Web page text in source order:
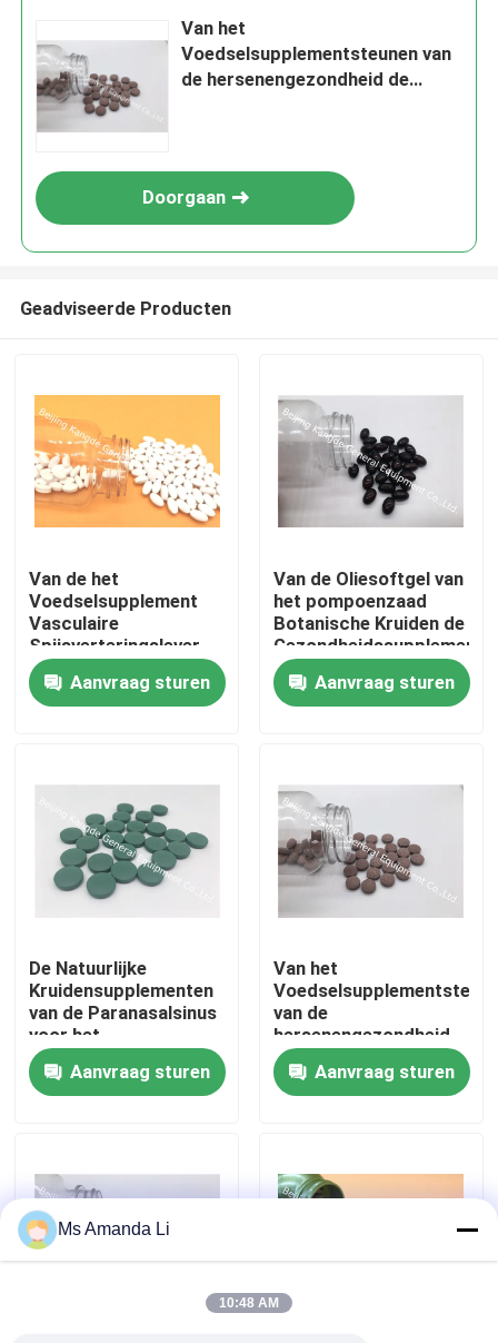
Huis
Ongeveer ons
Fabrieksreis
Kwaliteitscontrole
Contacteer ons
Gevallen
Verzoek om een Citaat
Van het
Voedselsupplementsteunen van
de hersenengezondheid de
Doorgaan
Geadviseerde Producten
Van de het
Voedselsupplement
Vasculaire
Spijsverteringslever
van
Hepatoprotectivetabletten
Kruiden de
Aanvraag sturen
Van de Oliesoftgel van
het pompoenzaad
Botanische Kruiden de
voor Prostate
Gezonde
Cardiovasculaire PS09
Aanvraag sturen
De Natuurlijke
Kruidensupplementen
van de Paranasalsinus
voor het
Ademhalingssysteem
PT1P van de
Ontstekingsreactie
Aanvraag sturen
Van het
van de
hersenengezondheid
de Kruiden Cognitieve
Gezondheid PT29
Aanvraag sturen
Ms Amanda Li
10:48 AM